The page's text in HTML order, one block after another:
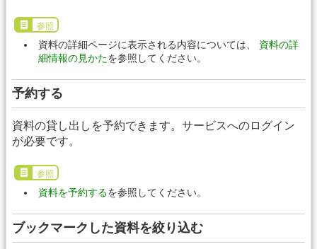
参照
資料の詳細ページに表示される内容については、 資料の詳
細情報の見かたを参照してください。
予約する
資料の貸し出しを予約できます。サービスへのログイン
が必要です。
参照
資料を予約するを参照してください。
ブックマークした資料を絞り込む